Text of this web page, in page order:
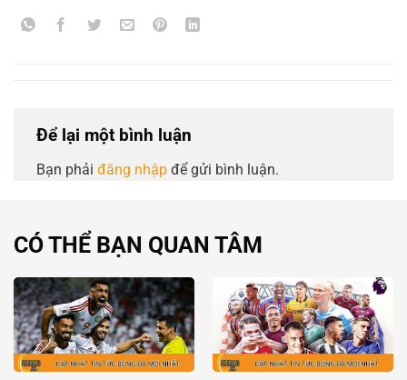
Để lại một bình luận
Bạn phải đăng nhập để gửi bình luận.
CÓ THỂ BẠN QUAN TÂM